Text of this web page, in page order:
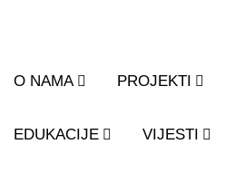
O NAMA PROJEKTI
EDUKACIJE VIJESTI